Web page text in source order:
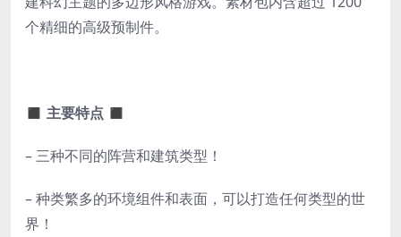
个精细的高级预制件。
◼ 主要特点 ◼
– 三种不同的阵营和建筑类型！
– 种类繁多的环境组件和表面，可以打造任何类型的世
界！